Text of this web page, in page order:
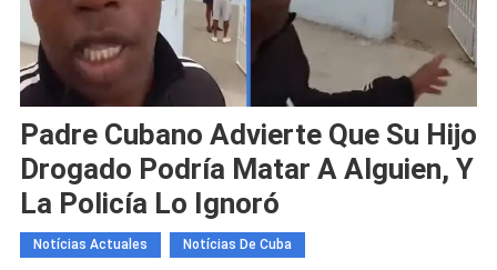
Padre Cubano Advierte Que Su Hijo
Drogado Podría Matar A Alguien, Y
La Policía Lo Ignoró
Notícias Actuales Notícias De Cuba